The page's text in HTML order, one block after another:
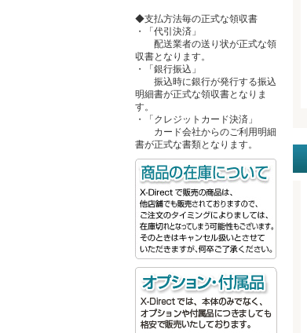
◆支払方法毎の正式な領収書
・「代引決済」
配送業者の送り状が正式な領
収書となります。
・「銀行振込」
振込時に銀行が発行する振込
明細書が正式な領収書となりま
す。
・「クレジットカード決済」
カード会社からのご利用明細
書が正式な書類となります。